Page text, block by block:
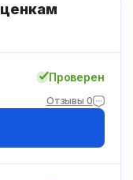
Проверен
Отзывы 0